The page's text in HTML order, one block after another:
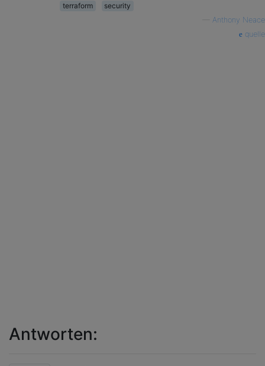
terraform
security
Anthony Neace
quelle
Antworten: